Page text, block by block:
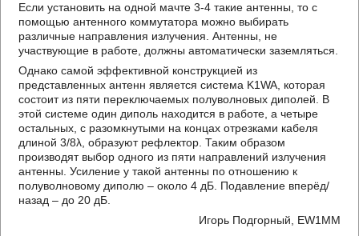
Если установить на одной мачте 3-4 такие антенны, то с
помощью антенного коммутатора можно выбирать
различные направления излучения. Антенны, не
участвующие в работе, должны автоматически заземляться.
Однако самой эффективной конструкцией из
представленных антенн является система K1WA, которая
состоит из пяти переключаемых полуволновых диполей. В
этой системе один диполь находится в работе, а четыре
остальных, с разомкнутыми на концах отрезками кабеля
длиной 3/8λ, образуют рефлектор. Таким образом
производят выбор одного из пяти направлений излучения
антенны. Усиление у такой антенны по отношению к
полуволновому диполю – около 4 дБ. Подавление вперёд/
назад – до 20 дБ.
Игорь Подгорный, EW1MM